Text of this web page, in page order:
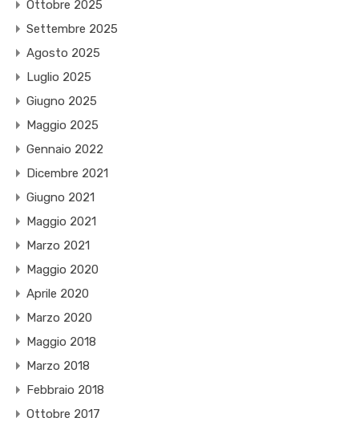
Ottobre 2025
Settembre 2025
Agosto 2025
Luglio 2025
Giugno 2025
Maggio 2025
Gennaio 2022
Dicembre 2021
Giugno 2021
Maggio 2021
Marzo 2021
Maggio 2020
Aprile 2020
Marzo 2020
Maggio 2018
Marzo 2018
Febbraio 2018
Ottobre 2017